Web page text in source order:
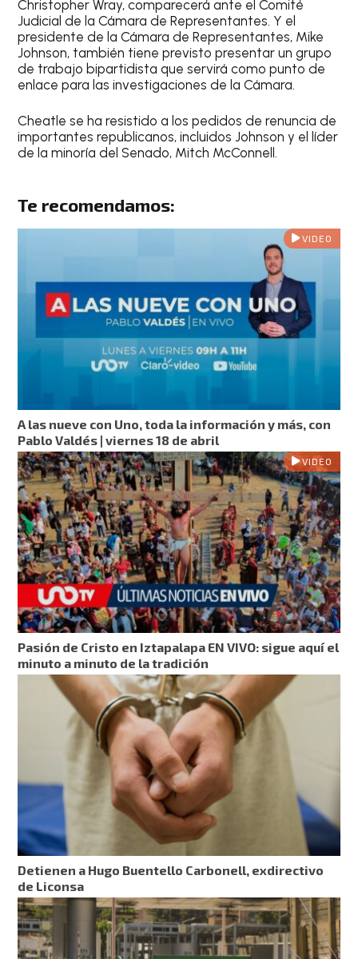
Christopher Wray, comparecerá ante el Comité
Judicial de la Cámara de Representantes. Y el
presidente de la Cámara de Representantes, Mike
Johnson, también tiene previsto presentar un grupo
de trabajo bipartidista que servirá como punto de
enlace para las investigaciones de la Cámara.
Cheatle se ha resistido a los pedidos de renuncia de
importantes republicanos, incluidos Johnson y el líder
de la minoría del Senado, Mitch McConnell.
Te recomendamos:
VIDEO
A las nueve con Uno, toda la información y más, con
Pablo Valdés | viernes 18 de abril
VIDEO
Pasión de Cristo en Iztapalapa EN VIVO: sigue aquí el
minuto a minuto de la tradición
Detienen a Hugo Buentello Carbonell, exdirectivo
de Liconsa